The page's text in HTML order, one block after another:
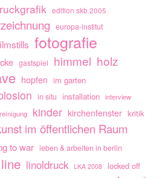
edition skb 2005
europa-institut
fotografie
gastspiel himmel holz
hopfen im garten
in situ installation interview
kinder kirchenfenster kritik
im öffentlichen Raum
to war leben & arbeiten in berlin
line linoldruck LKA 2008 locked off